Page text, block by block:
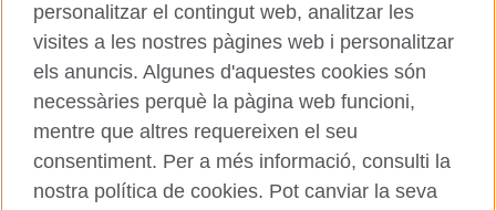
British Council Global
Privacitat
Avís Legal
Cookies
Mapa web
personalitzar el contingut web, analitzar les
visites a les nostres pàgines web i personalitzar
els anuncis. Algunes d'aquestes cookies són
necessàries perquè la pàgina web funcioni,
mentre que altres requereixen el seu
consentiment. Per a més informació, consulti la
nostra política de cookies. Pot canviar la seva